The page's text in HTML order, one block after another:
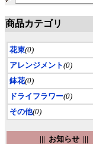
商品カテゴリ
花束(0)
アレンジメント(0)
鉢花(0)
ドライフラワー(0)
その他(0)
||| お知らせ |||